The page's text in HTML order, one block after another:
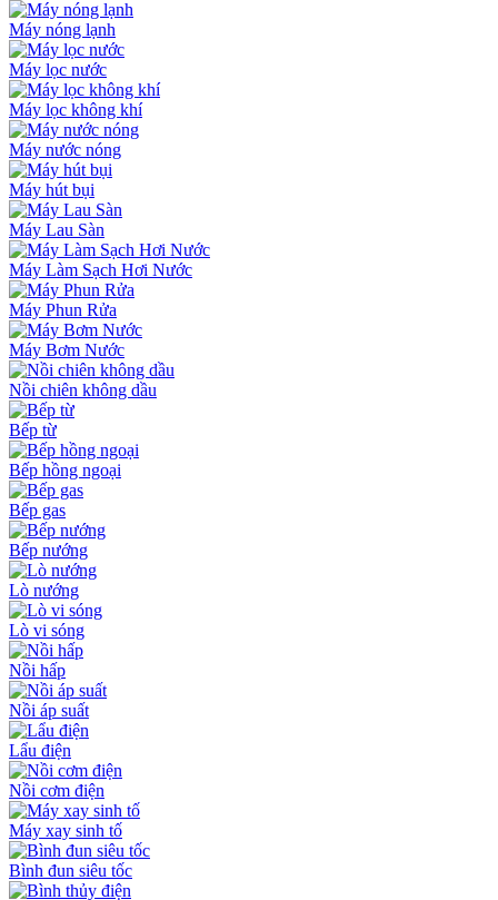
Máy nóng lạnh
Máy lọc nước
Máy lọc không khí
Máy nước nóng
Máy hút bụi
Máy Lau Sàn
Máy Làm Sạch Hơi Nước
Máy Phun Rửa
Máy Bơm Nước
Nồi chiên không dầu
Bếp từ
Bếp hồng ngoại
Bếp gas
Bếp nướng
Lò nướng
Lò vi sóng
Nồi hấp
Nồi áp suất
Lẩu điện
Nồi cơm điện
Máy xay sinh tố
Bình đun siêu tốc